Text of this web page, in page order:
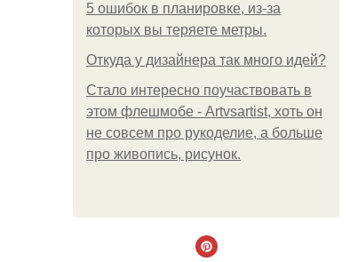
5 ошибок в планировке, из-за
которых вы теряете метры.
Откуда у дизайнера так много идей?
Стало интересно поучаствовать в
этом флешмобе - Artvsartist, хоть он
не совсем про рукоделие, а больше
про живопись, рисунок.